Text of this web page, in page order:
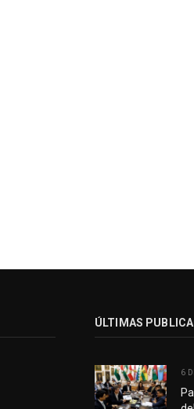
ÚLTIMAS
6